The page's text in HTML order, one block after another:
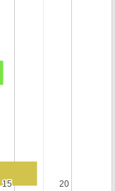
15
15 20
20